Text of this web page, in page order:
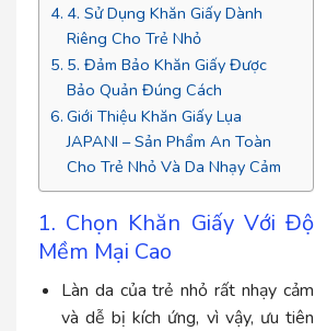
4. Sử Dụng Khăn Giấy Dành
Riêng Cho Trẻ Nhỏ
5. Đảm Bảo Khăn Giấy Được
Bảo Quản Đúng Cách
Giới Thiệu Khăn Giấy Lụa
JAPANI – Sản Phẩm An Toàn
Cho Trẻ Nhỏ Và Da Nhạy Cảm
1. Chọn Khăn Giấy Với Độ
Mềm Mại Cao
Làn da của trẻ nhỏ rất nhạy cảm
và dễ bị kích ứng, vì vậy, ưu tiên